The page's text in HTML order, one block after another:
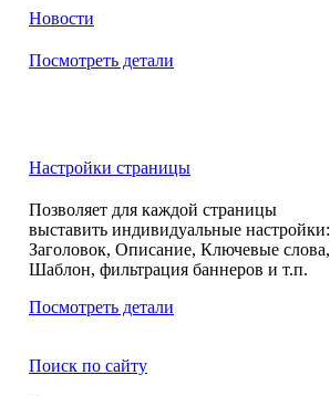
Новости
Посмотреть детали
Настройки страницы
Позволяет для каждой страницы
выставить индивидуальные настройки:
Заголовок, Описание, Ключевые слова,
Шаблон, фильтрация баннеров и т.п.
Посмотреть детали
Поиск по сайту